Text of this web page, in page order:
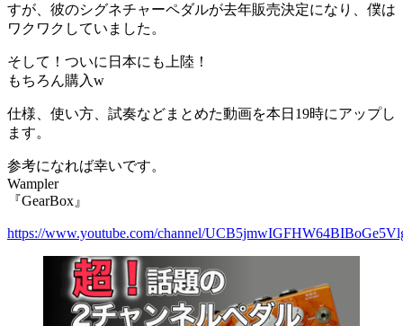
すが、彼のシグネチャーペダルが去年販売決定になり、僕は
ワクワクしていました。
そして！ついに日本にも上陸！
もちろん購入w
仕様、使い方、試奏などまとめた動画を本日19時にアップし
ます。
参考になれば幸いです。
Wampler
『GearBox』
https://www.youtube.com/channel/